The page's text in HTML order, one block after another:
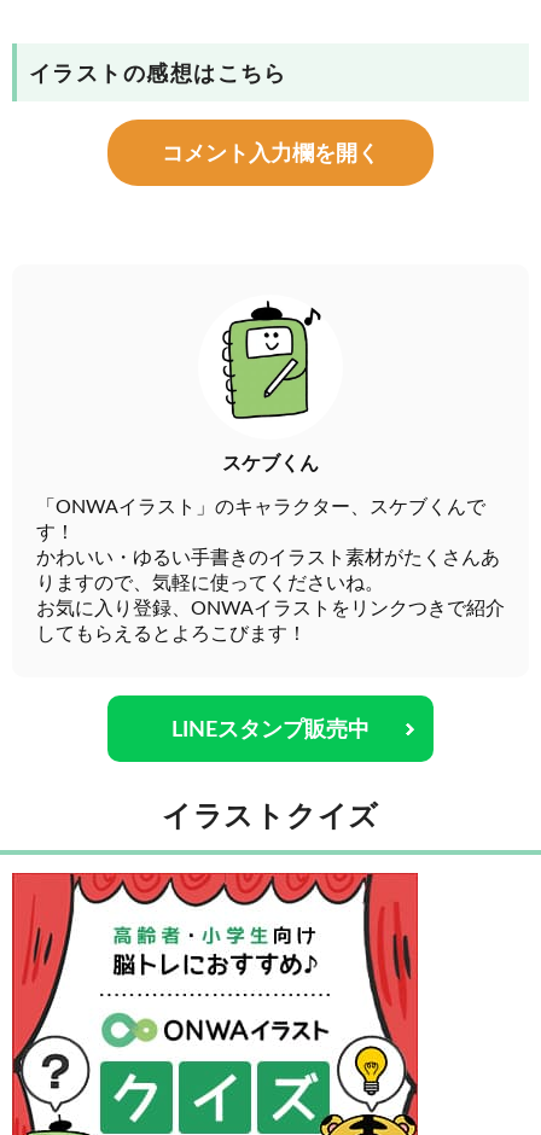
イラストの感想はこちら
コメント入力欄を開く
スケブくん
「ONWAイラスト」のキャラクター、スケブくんで
す！
かわいい・ゆるい手書きのイラスト素材がたくさんあ
りますので、気軽に使ってくださいね。
お気に入り登録、ONWAイラストをリンクつきで紹介
してもらえるとよろこびます！
LINEスタンプ販売中
イラストクイズ